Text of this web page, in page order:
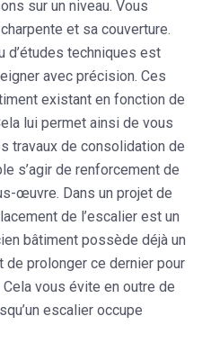
sur un niveau. Vous
et sa couverture.
d’études techniques est
avec précision. Ces
existant en fonction de
lui permet ainsi de vous
travaux de consolidation de
s’agir de renforcement de
œuvre. Dans un projet de
de l’escalier est un
bâtiment possède déjà un
de prolonger ce dernier pour
vous évite en outre de
escalier occupe